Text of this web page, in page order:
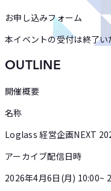
お申し込みフォーム
本イベントの受付は終了い
OUTLINE
開催概要
名称
Loglass 経営企画NEXT
アーカイブ配信日時
2026年4月6日(月) 10:00~